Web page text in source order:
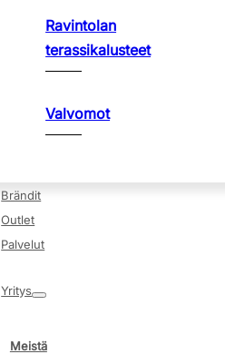
Ravintolan
terassikalusteet
Valvomot
Brändit
Outlet
Palvelut
Yritys
Meistä